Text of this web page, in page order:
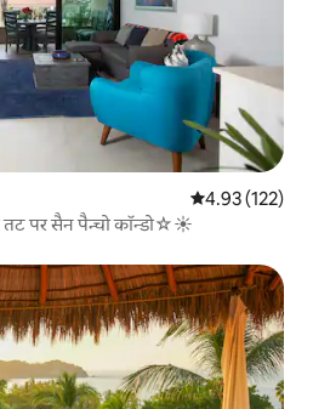
औसत रेटिंग 5 में से
4.93 (122)
पर सैन पैन्चो कॉन्डो☆☀